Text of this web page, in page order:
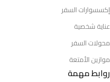
إكسسوارات السفر
عناية شخصية
محولات السفر
موازين الأمتعة
روابط مهمة